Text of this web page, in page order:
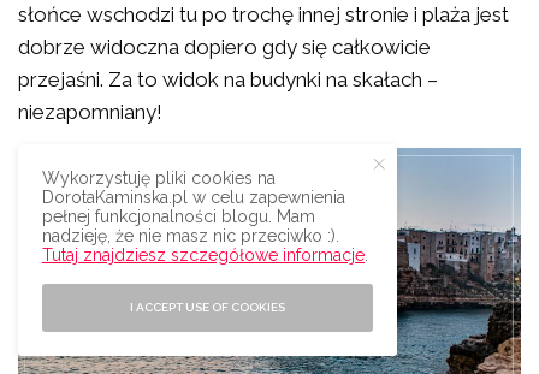
słońce wschodzi tu po trochę innej stronie i plaża jest
dobrze widoczna dopiero gdy się całkowicie
przejaśni. Za to widok na budynki na skałach –
niezapomniany!
Wykorzystuję pliki cookies na
DorotaKaminska.pl w celu zapewnienia
pełnej funkcjonalności blogu. Mam
nadzieję, że nie masz nic przeciwko :).
Tutaj znajdziesz szczegółowe informacje
I ACCEPT USE OF COOKIES